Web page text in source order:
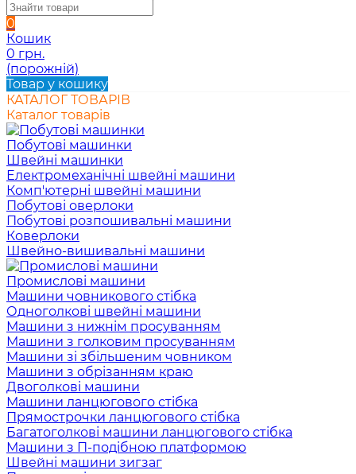
0
Кошик
0 грн.
(порожній)
Товар у кошику
КАТАЛОГ ТОВАРІВ
Каталог товарів
Побутові машинки
Швейні машинки
Електромеханічні швейні машини
Комп'ютерні швейні машини
Побутові оверлоки
Побутові розпошивальні машини
Коверлоки
Швейно-вишивальні машини
Промислові машини
Машини човникового стібка
Одноголкові швейні машини
Машини з нижнім просуванням
Машини з голковим просуванням
Машини зі збільшеним човником
Машини з обрізанням краю
Двоголкові машини
Машини ланцюгового стібка
Прямострочки ланцюгового стібка
Багатоголкові машини ланцюгового стібка
Машини з П-подібною платформою
Швейні машини зигзаг